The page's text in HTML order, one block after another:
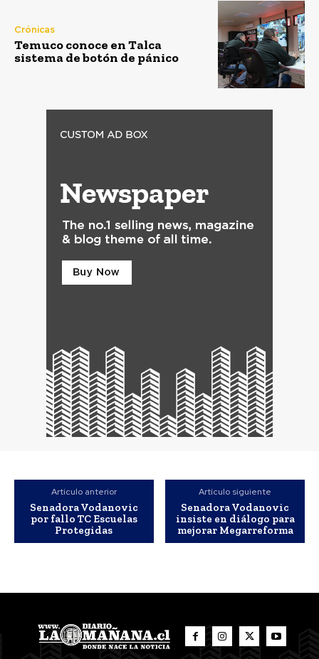
Crónicas
Temuco conoce en Talca
sistema de botón de pánico
Artículo anterior
Senadora Vodanovic
por fallo TC Escuelas
Protegidas
Artículo siguiente
Senadora Vodanovic
insiste en diálogo para
mejorar Megarreforma